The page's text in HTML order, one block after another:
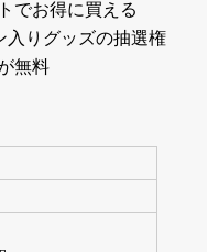
でお得に買える
入りグッズの抽選権
無料